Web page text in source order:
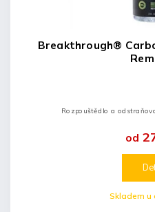
Breakthrough®
Skladem u
od
Rozpouštědlo a